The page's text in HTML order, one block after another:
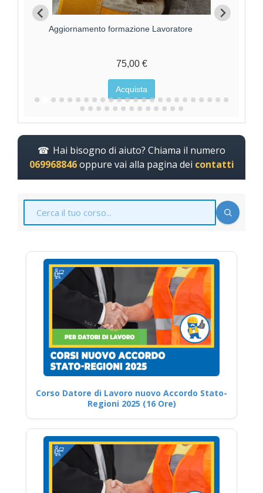
Formazione Lavoratore parte GENERALE 4 ore
70,00 €
Acquista
Hai bisogno di aiuto? Chiama il numero
069968846oppure vai alla pagina dei contatti
Corso Datore di Lavoro nuovo Accordo Stato-
Regioni 2025 (16 Ore)